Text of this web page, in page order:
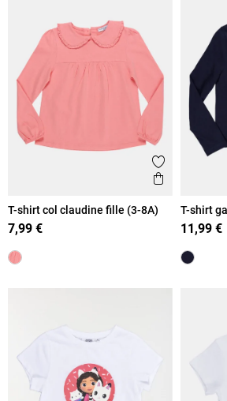
Ajouter aux
Aperçu
T-shirt col claudine fille (3-8A)
7,99 €
T-shirt
8A)
11,99 €